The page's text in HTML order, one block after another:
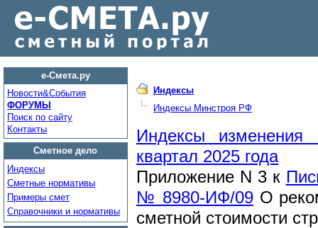
е-Смета.ру
Новости&Cобытия
ФОРУМЫ
Поиск по сайту
Контакты
Сметное дело
Индексы
Сметные нормативы
Примеры смет
Справочники и нормативы
Индексы
Индексы Минстроя РФ
Индексы изменения
квартал 2025 года
Приложение N 3 к
№ 8980-ИФ/09О
сметной стоимости